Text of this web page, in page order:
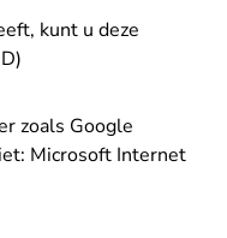
kunt u deze
- U verlaat
)
zoals Google
Microsoft Internet